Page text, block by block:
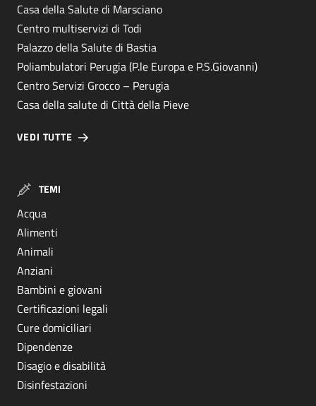
Casa della Salute di Marsciano
Centro multiservizi di Todi
Palazzo della Salute di Bastia
Poliambulatori Perugia (P.le Europa e P.S.Giovanni)
Centro Servizi Grocco – Perugia
Casa della salute di Città della Pieve
VEDI TUTTE
TEMI
Acqua
Alimenti
Animali
Anziani
Bambini e giovani
Certificazioni legali
Cure domiciliari
Dipendenze
Disagio e disabilità
Disinfestazioni